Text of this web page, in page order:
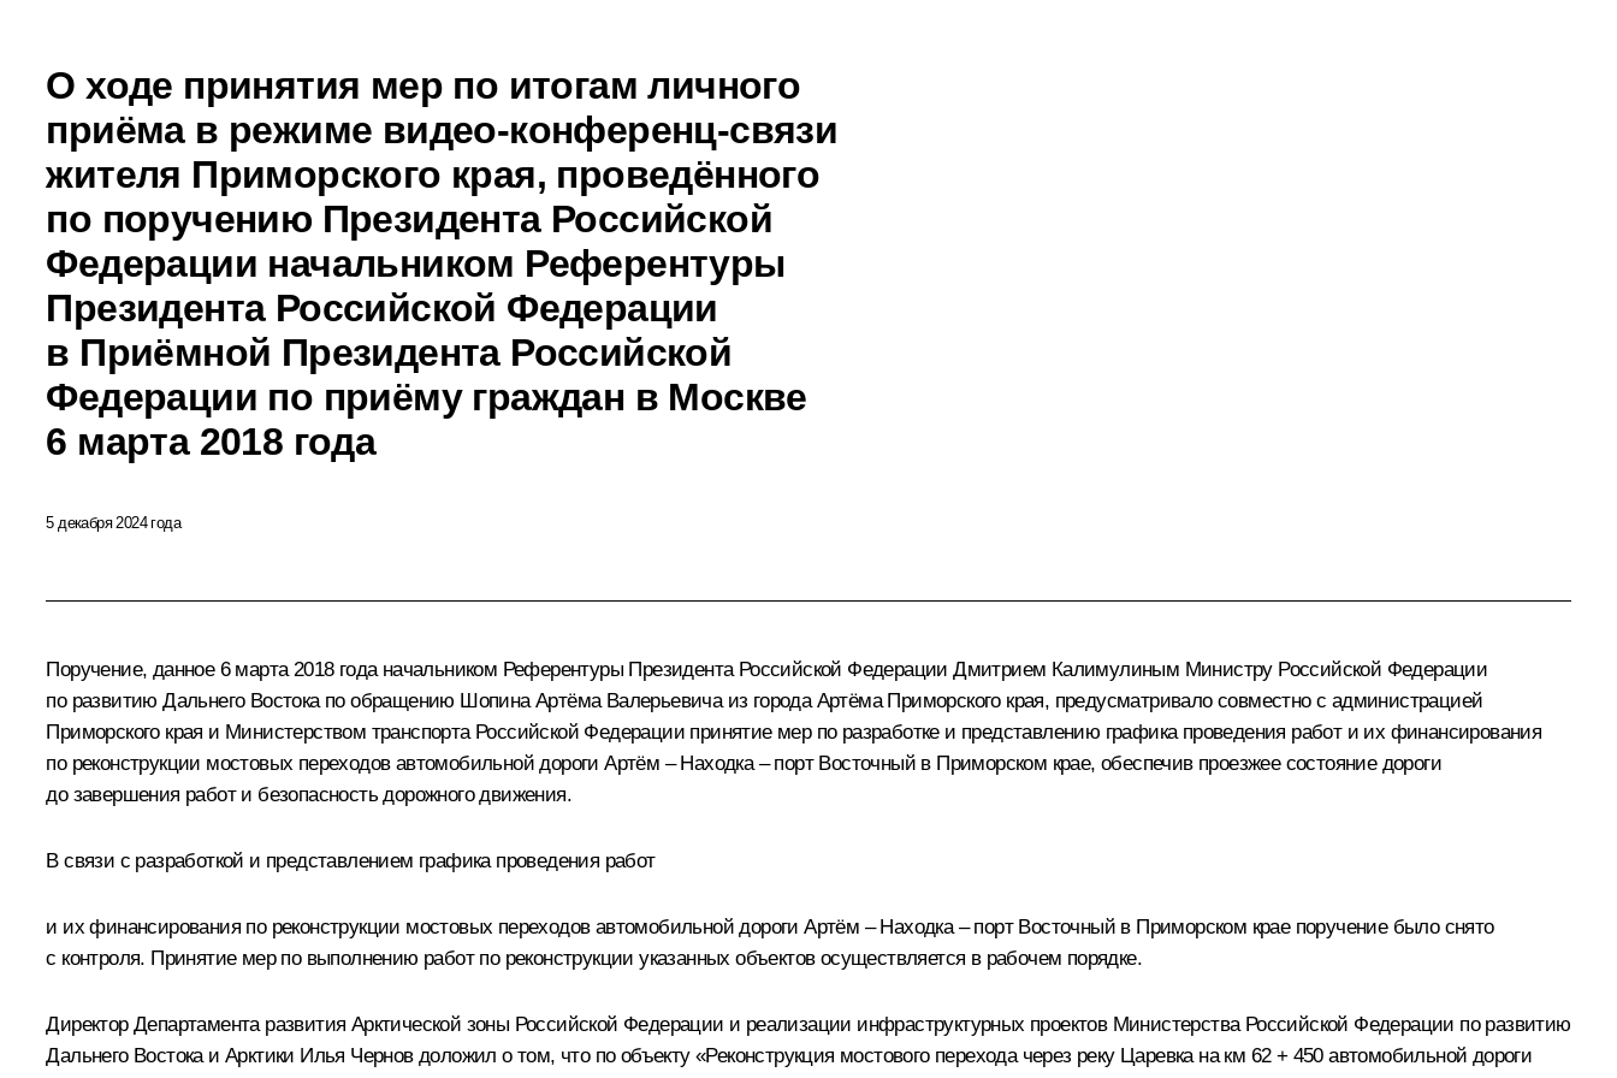
О ходе принятия мер по итогам личного
приёма в режиме видео-конференц-связи
жителя Приморского края, проведённого
по поручению Президента Российской
Федерации начальником Референтуры
Президента Российской Федерации
в Приёмной Президента Российской
Федерации по приёму граждан в Москве
6 марта 2018 года
5 декабря 2024 года
Поручение, данное 6 марта 2018 года начальником Референтуры Президента Российской Федерации Дмитрием Калимулиным Министру Российской Федерации
по развитию Дальнего Востока по обращению Шопина Артёма Валерьевича из города Артёма Приморского края, предусматривало совместно с администрацией
Приморского края и Министерством транспорта Российской Федерации принятие мер по разработке и представлению графика проведения работ и их финансирования
по реконструкции мостовых переходов автомобильной дороги Артём – Находка – порт Восточный в Приморском крае, обеспечив проезжее состояние дороги
до завершения работ и безопасность дорожного движения.
В связи с разработкой и представлением графика проведения работ
и их финансирования по реконструкции мостовых переходов автомобильной дороги Артём – Находка – порт Восточный в Приморском крае поручение было снято
с контроля. Принятие мер по выполнению работ по реконструкции указанных объектов осуществляется в рабочем порядке.
Директор Департамента развития Арктической зоны Российской Федерации и реализации инфраструктурных проектов Министерства Российской Федерации по развитию
Дальнего Востока и Арктики Илья Чернов доложил о том, что по объекту «Реконструкция мостового перехода через реку Царевка на км 62 + 450 автомобильной дороги